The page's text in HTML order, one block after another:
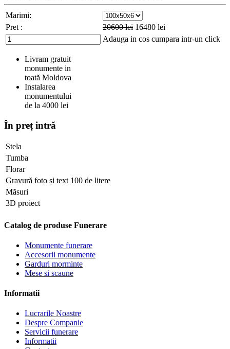
Marimi:
Pret :
20600lei 16480 lei
Adauga in cos cumpara intr-un click
Livram gratuit
monumente in
toată Moldova
Instalarea
monumentului
de la 4000 lei
În preț intră
Stela
Tumba
Florar
Gravură foto și text 100 de litere
Măsuri
3D proiect
Catalog de produse Funerare
Monumente funerare
Accesorii monumente
Garduri morminte
Mese si scaune
Informatii
Lucrarile Noastre
Despre Companie
Servicii funerare
Informatii